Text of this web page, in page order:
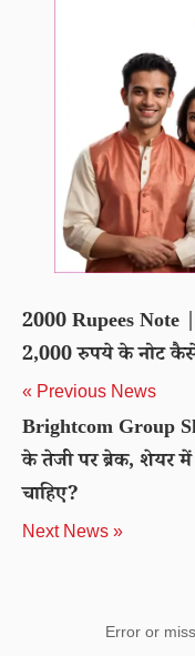
2000 Rupees Note
2,000 रुपये के नोट
« Previous News
Brightcom Group
के तेजी पर ब्रेक, शेयर में
चाहिए?
Next News »
Error or